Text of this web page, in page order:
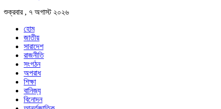
শুক্রবার , ৭ অগাস্ট ২০২৬
হোম
জাতীয়
সারাদেশ
রাজনীতি
সংগঠন
অপরাধ
শিক্ষা
বানিজ্য
বিনোদন